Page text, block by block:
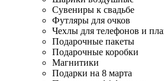
Сувениры к свадьбе
Футляры для очков
Чехлы для телефонов и
Подарочные пакеты
Подарочные коробки
Магнитики
Подарки на 8 марта